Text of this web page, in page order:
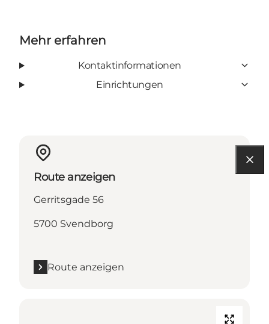
Mehr erfahren
Kontaktinformationen
Einrichtungen
Route anzeigen
Gerritsgade 56
5700 Svendborg
Route anzeigen